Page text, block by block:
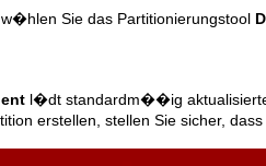
Sie das Partitionierungstool
l�dt standardm��ig
erstellen, stellen Sie sicher,